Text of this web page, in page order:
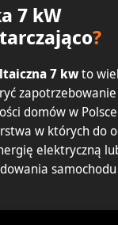
7 kW
?
7 kwto
domów w
w których do
elektryczną